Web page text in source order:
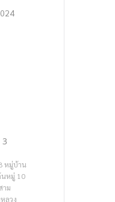
หมู่บ้าน
นหมู่ 10
าม
ลวง